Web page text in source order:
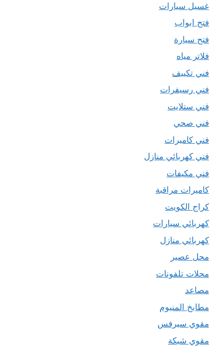
غسيل سيارات
فتح ابواب
فتح سيارة
فلاتر مياه
فني تكييف
فني رسيفرات
فني ستلايت
فني صحي
فني كاميرات
فني كهربائي منازل
فني مكيفات
كاميرات مراقبة
كراج الكويت
كهربائي سيارات
كهربائي منازل
محل عصير
محلات تلفونات
مصاعد
مطابخ المنيوم
مقوي سيرفس
مقوي شبكة